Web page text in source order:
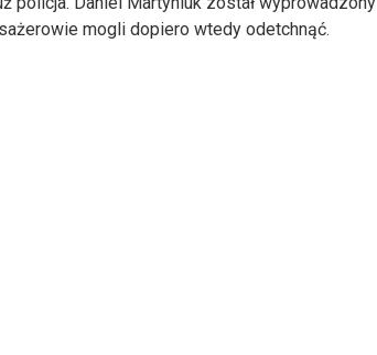
mogli dopiero wtedy odetchnąć.